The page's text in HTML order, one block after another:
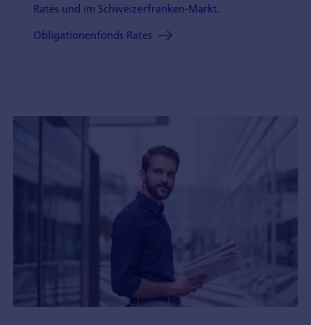
Rates und im Schweizerfranken-Markt.
Obligationenfonds Rates